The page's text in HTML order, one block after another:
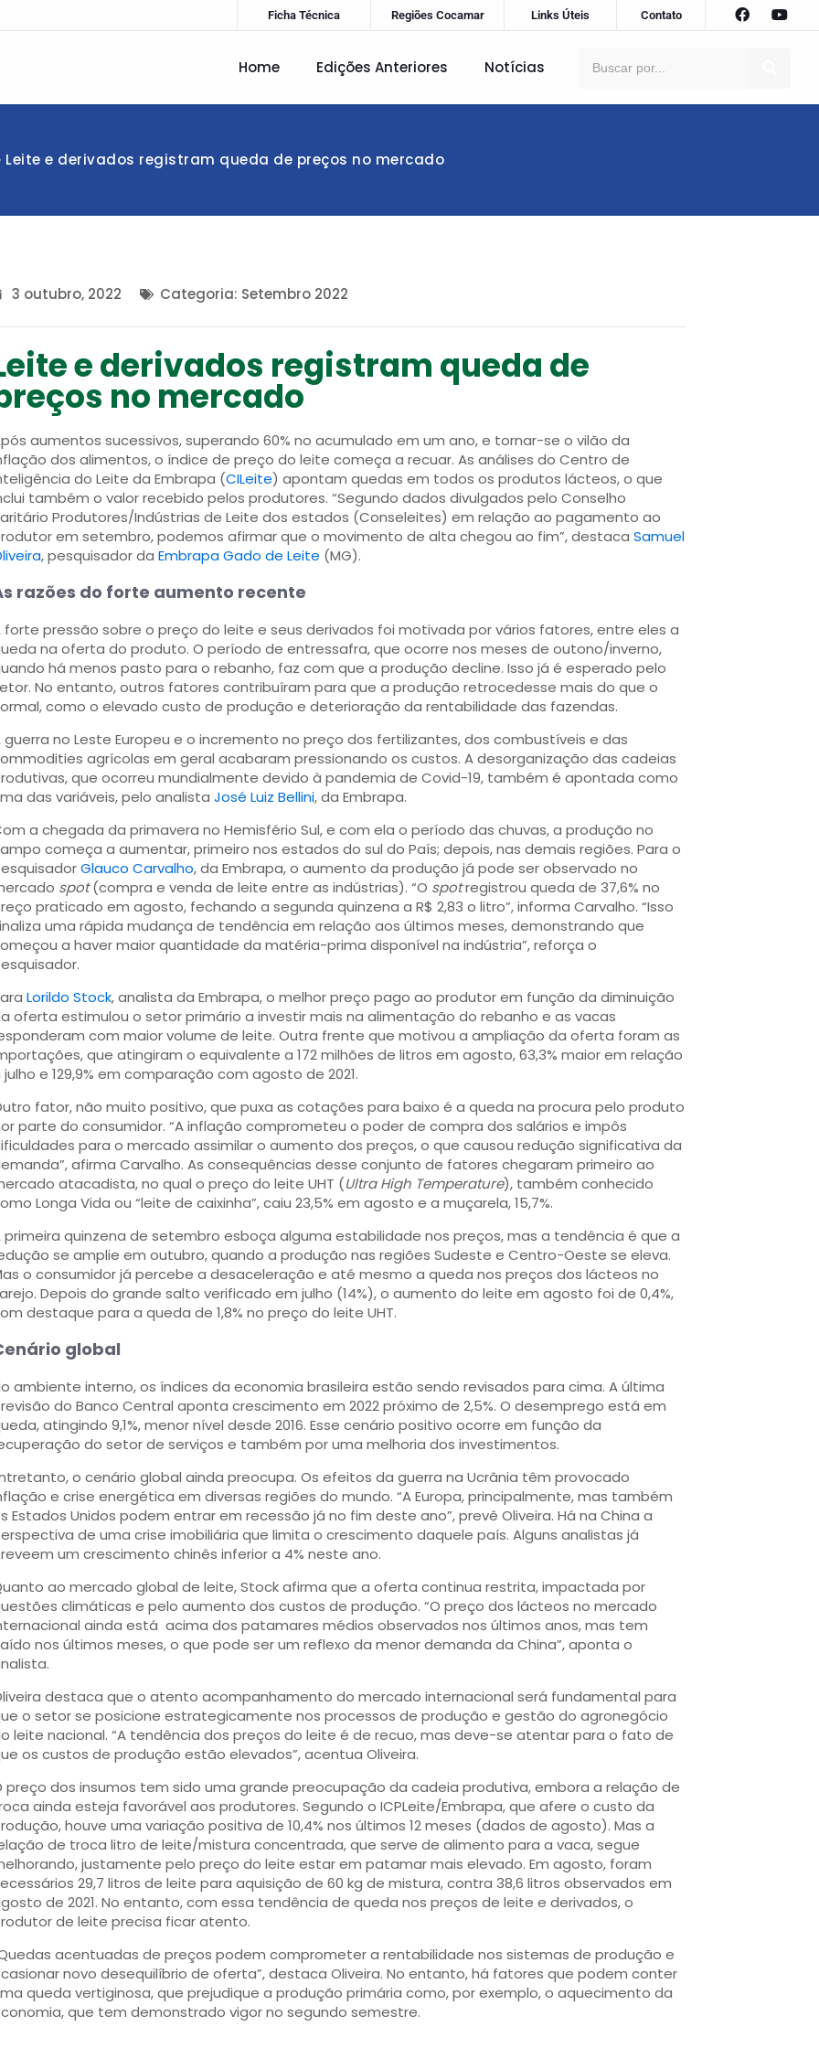
Ficha Técnica Regiões Cocamar Links Úteis Contato
Home Edições Anteriores Notícias
Leite e derivados registram queda de preços no mercado
3 outubro, 2022 Categoria: Setembro 2022
e derivados registram queda de
no mercado
aumentos sucessivos, superando 60% no acumulado em um ano, e tornar-se o vilão da
dos alimentos, o índice de preço do leite começa a recuar. As análises do Centro de
do Leite da Embrapa (CILeite) apontam quedas em todos os produtos lácteos, o que
também o valor recebido pelos produtores. “Segundo dados divulgados pelo Conselho
Produtores/Indústrias de Leite dos estados (Conseleites) em relação ao pagamento ao
em setembro, podemos afirmar que o movimento de alta chegou ao fim”, destaca Samuel
, pesquisador da Embrapa Gado de Leite (MG).
razões do forte aumento recente
forte pressão sobre o preço do leite e seus derivados foi motivada por vários fatores, entre eles a
na oferta do produto. O período de entressafra, que ocorre nos meses de outono/inverno,
há menos pasto para o rebanho, faz com que a produção decline. Isso já é esperado pelo
No entanto, outros fatores contribuíram para que a produção retrocedesse mais do que o
como o elevado custo de produção e deterioração da rentabilidade das fazendas.
guerra no Leste Europeu e o incremento no preço dos fertilizantes, dos combustíveis e das
agrícolas em geral acabaram pressionando os custos. A desorganização das cadeias
que ocorreu mundialmente devido à pandemia de Covid-19, também é apontada como
das variáveis, pelo analista José Luiz Bellini, da Embrapa.
a chegada da primavera no Hemisfério Sul, e com ela o período das chuvas, a produção no
começa a aumentar, primeiro nos estados do sul do País; depois, nas demais regiões. Para o
Glauco Carvalho, da Embrapa, o aumento da produção já pode ser observado no
spot(compra e venda de leite entre as indústrias). “O spotregistrou queda de 37,6% no
praticado em agosto, fechando a segunda quinzena a R$ 2,83 o litro”, informa Carvalho. “Isso
uma rápida mudança de tendência em relação aos últimos meses, demonstrando que
a haver maior quantidade da matéria-prima disponível na indústria”, reforça o
Lorildo Stock, analista da Embrapa, o melhor preço pago ao produtor em função da diminuição
oferta estimulou o setor primário a investir mais na alimentação do rebanho e as vacas
com maior volume de leite. Outra frente que motivou a ampliação da oferta foram as
que atingiram o equivalente a 172 milhões de litros em agosto, 63,3% maior em relação
julho e 129,9% em comparação com agosto de 2021.
fator, não muito positivo, que puxa as cotações para baixo é a queda na procura pelo produto
parte do consumidor. “A inflação comprometeu o poder de compra dos salários e impôs
para o mercado assimilar o aumento dos preços, o que causou redução significativa da
afirma Carvalho. As consequências desse conjunto de fatores chegaram primeiro ao
atacadista, no qual o preço do leite UHT (Ultra High Temperature), também conhecido
Longa Vida ou “leite de caixinha”, caiu 23,5% em agosto e a muçarela, 15,7%.
primeira quinzena de setembro esboça alguma estabilidade nos preços, mas a tendência é que a
se amplie em outubro, quando a produção nas regiões Sudeste e Centro-Oeste se eleva.
o consumidor já percebe a desaceleração e até mesmo a queda nos preços dos lácteos no
Depois do grande salto verificado em julho (14%), o aumento do leite em agosto foi de 0,4%,
destaque para a queda de 1,8% no preço do leite UHT.
global
ambiente interno, os índices da economia brasileira estão sendo revisados para cima. A última
do Banco Central aponta crescimento em 2022 próximo de 2,5%. O desemprego está em
atingindo 9,1%, menor nível desde 2016. Esse cenário positivo ocorre em função da
do setor de serviços e também por uma melhoria dos investimentos.
o cenário global ainda preocupa. Os efeitos da guerra na Ucrânia têm provocado
e crise energética em diversas regiões do mundo. “A Europa, principalmente, mas também
Estados Unidos podem entrar em recessão já no fim deste ano”, prevê Oliveira. Há na China a
de uma crise imobiliária que limita o crescimento daquele país. Alguns analistas já
um crescimento chinês inferior a 4% neste ano.
ao mercado global de leite, Stock afirma que a oferta continua restrita, impactada por
climáticas e pelo aumento dos custos de produção. “O preço dos lácteos no mercado
ainda está acima dos patamares médios observados nos últimos anos, mas tem
nos últimos meses, o que pode ser um reflexo da menor demanda da China”, aponta o
destaca que o atento acompanhamento do mercado internacional será fundamental para
o setor se posicione estrategicamente nos processos de produção e gestão do agronegócio
leite nacional. “A tendência dos preços do leite é de recuo, mas deve-se atentar para o fato de
os custos de produção estão elevados”, acentua Oliveira.
preço dos insumos tem sido uma grande preocupação da cadeia produtiva, embora a relação de
ainda esteja favorável aos produtores. Segundo o ICPLeite/Embrapa, que afere o custo da
houve uma variação positiva de 10,4% nos últimos 12 meses (dados de agosto). Mas a
de troca litro de leite/mistura concentrada, que serve de alimento para a vaca, segue
justamente pelo preço do leite estar em patamar mais elevado. Em agosto, foram
29,7 litros de leite para aquisição de 60 kg de mistura, contra 38,6 litros observados em
de 2021. No entanto, com essa tendência de queda nos preços de leite e derivados, o
de leite precisa ficar atento.
acentuadas de preços podem comprometer a rentabilidade nos sistemas de produção e
novo desequilíbrio de oferta”, destaca Oliveira. No entanto, há fatores que podem conter
queda vertiginosa, que prejudique a produção primária como, por exemplo, o aquecimento da
que tem demonstrado vigor no segundo semestre.